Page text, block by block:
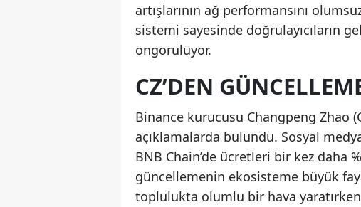
artışlarının ağ performansını
sistemi sayesinde doğrulayıcıların
öngörülüyor.
CZ’DEN
Binance kurucusu Changpeng Zhao
açıklamalarda bulundu. Sosyal
BNB Chain’de ücretleri bir kez daha
güncellemenin ekosisteme büyük
toplulukta olumlu bir hava